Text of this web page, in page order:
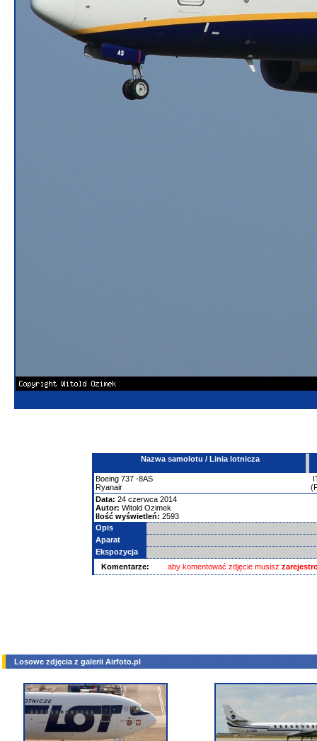
Nazwa samolotu / Linia lotnicza
Boeing 737 -8AS
Ryanair
Data: 24 czerwca 2014
Autor: Witold Ozimek
Ilość wyświetleń: 2593
Opis
Aparat
Ekspozycja
Komentarze:
aby komentować zdjęcie musisz
Losowe zdjęcia z galerii Airfoto.pl